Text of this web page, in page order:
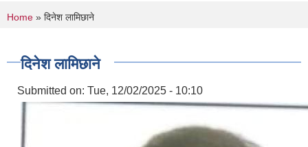
You are here
Home » दिनेश लामिछाने
दिनेश लामिछाने
Submitted on: Tue, 12/02/2025 - 10:10